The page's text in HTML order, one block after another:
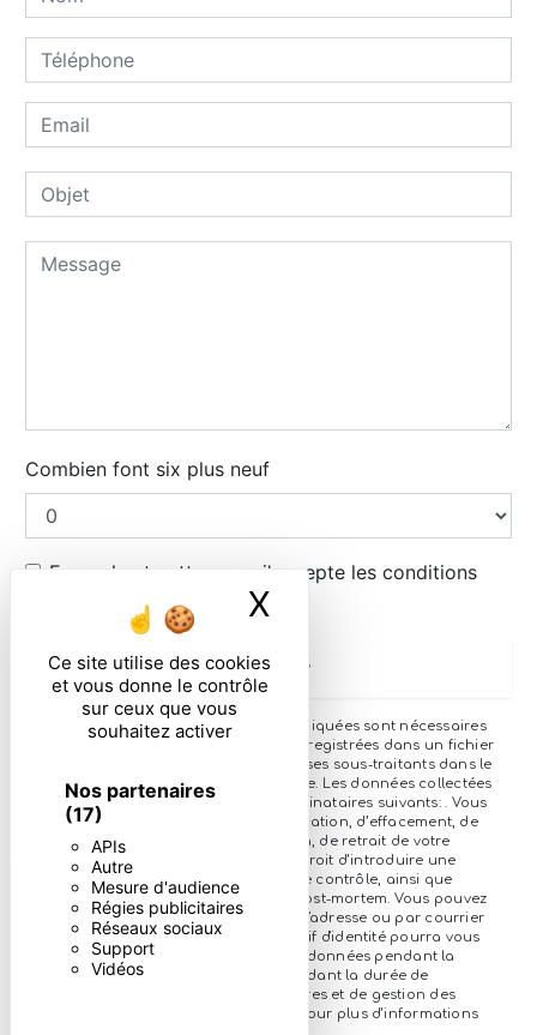
Ce site utilise des cookies
et vous donne le contrôle
sur ceux que vous
souhaitez activer
Nos partenaires
(17)
APIs
Autre
Mesure d'audience
Régies publicitaires
Réseaux sociaux
Support
Vidéos
X
Combien font six plus neuf
En cochant cette case, j'accepte les conditions
particulières ci-dessous **
Envoyer
** Les données personnelles communiquées sont nécessaires
aux fins de vous contacter et sont enregistrées dans un fichier
informatisé. Elles sont destinées à et ses sous-traitants dans le
seul but de répondre à votre message. Les données collectées
seront communiquées aux seuls destinataires suivants: . Vous
disposez de droits d’accès, de rectification, d’effacement, de
portabilité, de limitation, d’opposition, de retrait de votre
consentement à tout moment et du droit d’introduire une
réclamation auprès d’une autorité de contrôle, ainsi que
d’organiser le sort de vos données post-mortem. Vous pouvez
exercer ces droits par voie postale à l'adresse ou par courrier
électronique à l'adresse . Un justificatif d'identité pourra vous
être demandé. Nous conservons vos données pendant la
période de prise de contact puis pendant la durée de
prescription légale aux fins probatoires et de gestion des
contentieux. Consultez le site cnil.fr pour plus d’informations